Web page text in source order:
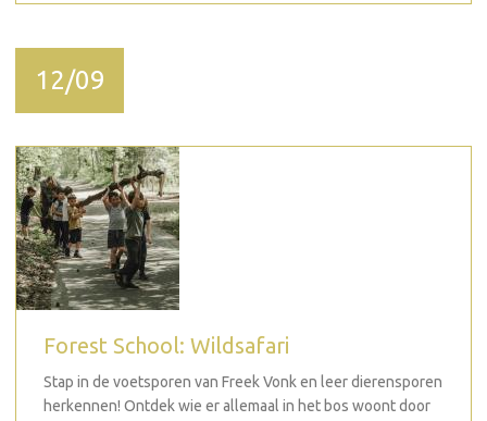
12/09
Forest School: Wildsafari
Stap in de voetsporen van Freek Vonk en leer dierensporen
herkennen! Ontdek wie er allemaal in het bos woont door